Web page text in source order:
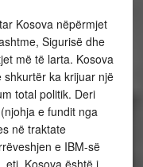
Kosova nëpërmjet
Sigurisë dhe
më të larta. Kosova
ka krijuar një
total politik. Deri
e fundit nga
në traktate
e IBM-së
etj. Kosova është i